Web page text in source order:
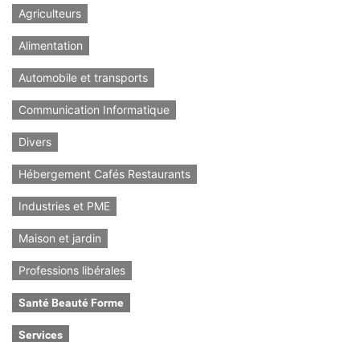
Agriculteurs
Alimentation
Automobile et transports
Communication Informatique
Divers
Hébergement Cafés Restaurants
Industries et PME
Maison et jardin
Professions libérales
Santé Beauté Forme
Services